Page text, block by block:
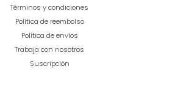
Términos y condiciones
Política de reembolso
Política de envíos
Trabaja con nosotros
Suscripción